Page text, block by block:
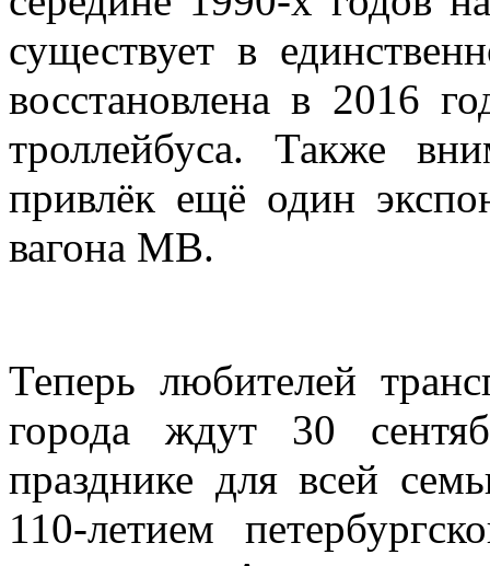
существует в
восстановлена в 2016
троллейбуса. Также
привлёк ещё один
вагона МВ.
Теперь любителей
города ждут 30
празднике для всей
110-летием